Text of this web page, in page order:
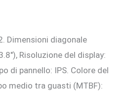
€.
Dimensioni diagonale
Risoluzione del display:
di pannello: IPS. Colore del
medio tra guasti (MTBF):